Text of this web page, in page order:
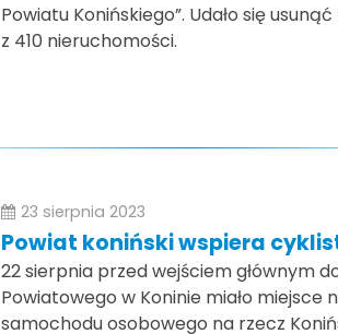
Powiatu Konińskiego”. Udało się
z 410 nieruchomości.
23 sierpnia 2023
Powiat koniński wspiera
22 sierpnia przed wejściem głównym
Powiatowego w Koninie miało miejsce
samochodu osobowego na rzecz